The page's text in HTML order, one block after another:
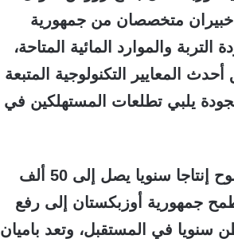
خبيران متخصصان من جمهورية
والموارد المائية المتاحة،
المعايير التكنولوجية المتبعة
يلبي تطلعات المستهلكين في
تتوقع التحليلات الأولية أن يحقق هذا المشروع الطموح إنتاجا سنويا يصل إلى 50 ألف
جمهورية أوزبكستان إلى رفع
من ولاية باميان لتصل إلى 300 ألف طن سنويا في المستقبل، وتعد باميان